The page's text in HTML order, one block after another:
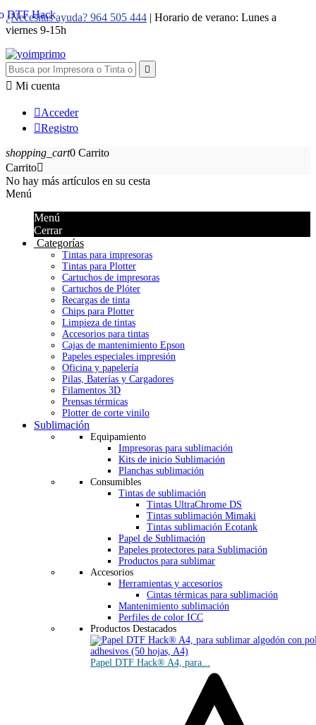
¿Necesitas ayuda? 964 505 444 | Horario de verano: Lunes a
viernes 9-15h

 Mi cuenta
Acceder
Registro
shopping_cart0 Carrito
Carrito
No hay más artículos en su cesta
Menú
Menú
Cerrar
Categorías
Tintas para impresoras
Tintas para Plotter
Cartuchos de impresoras
Cartuchos de Plóter
Recargas de tinta
Chips para Plotter
Limpieza de tintas
Accesorios para tintas
Cajas de mantenimiento Epson
Papeles especiales impresión
Oficina y papelería
Pilas, Baterías y Cargadores
Filamentos 3D
Prensas térmicas
Plotter de corte vinilo
Sublimación
Equipamiento
Impresoras para sublimación
Kits de inicio Sublimación
Planchas sublimación
Consumibles
Tintas de sublimación
Tintas UltraChrome DS
Tintas sublimación Mimaki
Tintas sublimación Ecotank
Papel de Sublimación
Papeles protectores para Sublimación
Productos para sublimar
Accesorios
Herramientas y accesorios
Cintas térmicas para sublimación
Mantenimiento sublimación
Perfiles de color ICC
Productos Destacados
Papel DTF Hack® A4, para...